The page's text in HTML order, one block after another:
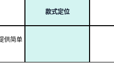
款式定位
供简单